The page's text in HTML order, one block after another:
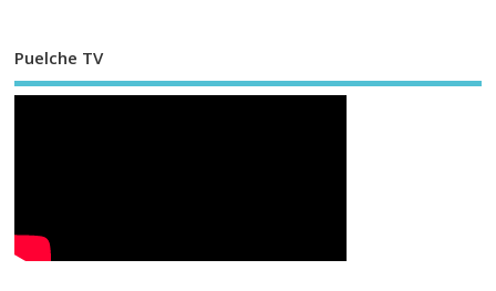
Puelche TV